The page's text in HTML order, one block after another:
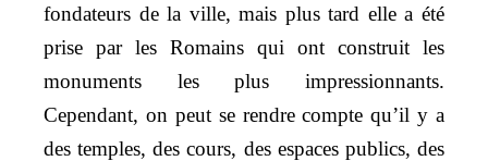
fondateurs de la ville, mais plus tard elle a été
prise par les Romains qui ont construit les
monuments les plus impressionnants.
Cependant, on peut se rendre compte qu’il y a
des temples, des cours, des espaces publics, des